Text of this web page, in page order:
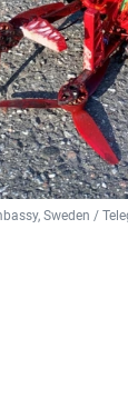
Sweden /